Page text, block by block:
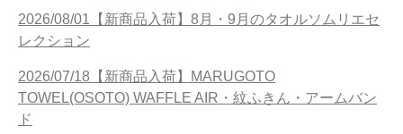
2026/08/01【新商品入荷】8月・9月のタオルソムリエセ
レクション
2026/07/18【新商品入荷】MARUGOTO
TOWEL(OSOTO) WAFFLE AIR・紋ふきん・アームバン
ド